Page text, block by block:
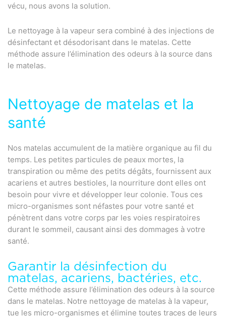
vécu, nous avons la solution.
Le nettoyage à la vapeur sera combiné à des injections de
désinfectant et désodorisant dans le matelas. Cette
méthode assure l’élimination des odeurs à la source dans
le matelas.
Nettoyage de matelas et la
santé
Nos matelas accumulent de la matière organique au fil du
temps. Les petites particules de peaux mortes, la
transpiration ou même des petits dégâts, fournissent aux
acariens et autres bestioles, la nourriture dont elles ont
besoin pour vivre et développer leur colonie. Tous ces
micro-organismes sont néfastes pour votre santé et
pénètrent dans votre corps par les voies respiratoires
durant le sommeil, causant ainsi des dommages à votre
santé.
Garantir la désinfection du
matelas, acariens, bactéries, etc.
Cette méthode assure l’élimination des odeurs à la source
dans le matelas. Notre nettoyage de matelas à la vapeur,
tue les micro-organismes et élimine toutes traces de leurs